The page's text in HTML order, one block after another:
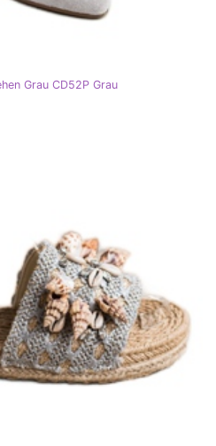
Grau CD52P Grau